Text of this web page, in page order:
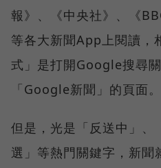
報》、《中央社》、《
等各大新聞App上閱讀，
式」是打開Google搜尋
「Google新聞」的頁面。
但是，光是「反送中」、
選」等熱門關鍵字，新聞